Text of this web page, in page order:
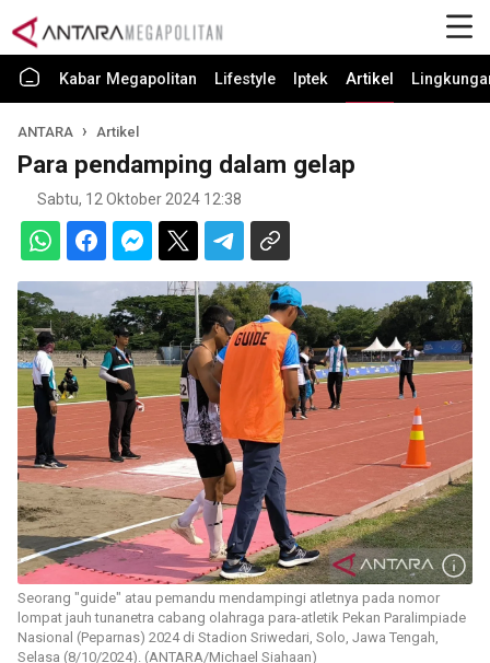
Kabar Megapolitan Lifestyle Iptek Artikel
ANTARA Artikel
Para pendamping dalam gelap
Sabtu, 12 Oktober 2024 12:38
Seorang "guide" atau pemandu mendampingi atletnya pada nomor
lompat jauh tunanetra cabang olahraga para-atletik Pekan Paralimpiade
Nasional (Peparnas) 2024 di Stadion Sriwedari, Solo, Jawa Tengah,
Selasa (8/10/2024). (ANTARA/Michael Siahaan)